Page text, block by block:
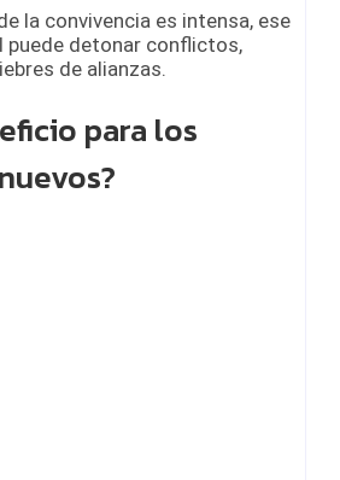
la convivencia es intensa, ese
puede detonar conflictos,
de alianzas.
para los